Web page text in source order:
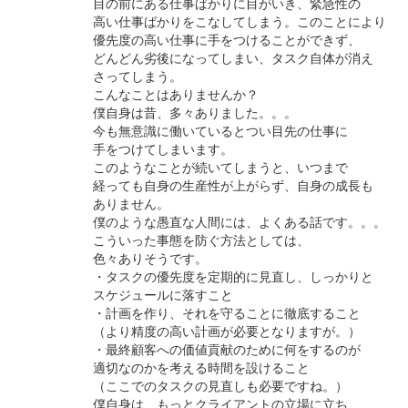
目の前にある仕事ばかりに目がいき、緊急性の
高い仕事ばかりをこなしてしまう。このことにより
優先度の高い仕事に手をつけることができず、
どんどん劣後になってしまい、タスク自体が消え
さってしまう。
こんなことはありませんか？
僕自身は昔、多々ありました。。。
今も無意識に働いているとつい目先の仕事に
手をつけてしまいます。
このようなことが続いてしまうと、いつまで
経っても自身の生産性が上がらず、自身の成長も
ありません。
僕のような愚直な人間には、よくある話です。。。
こういった事態を防ぐ方法としては、
色々ありそうです。
・タスクの優先度を定期的に見直し、しっかりと
スケジュールに落すこと
・計画を作り、それを守ることに徹底すること
（より精度の高い計画が必要となりますが。）
・最終顧客への価値貢献のために何をするのが
適切なのかを考える時間を設けること
（ここでのタスクの見直しも必要ですね。）
僕自身は、もっとクライアントの立場に立ち、